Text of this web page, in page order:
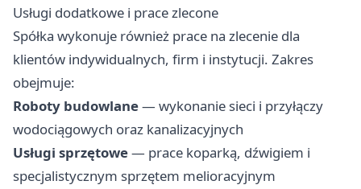
Usługi dodatkowe i prace zlecone
Spółka wykonuje również prace na zlecenie dla
klientów indywidualnych, firm i instytucji. Zakres
obejmuje:
Roboty budowlane— wykonanie sieci i przyłączy
wodociągowych oraz kanalizacyjnych
Usługi sprzętowe— prace koparką, dźwigiem i
specjalistycznym sprzętem melioracyjnym